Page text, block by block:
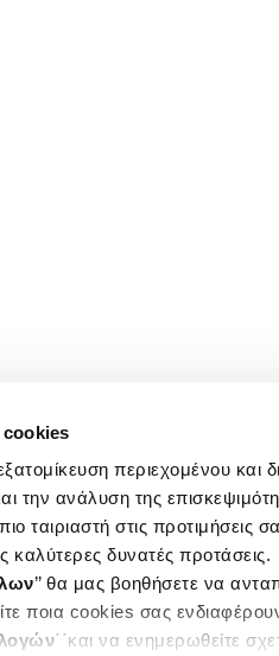
cookies
περιεχομένου και
την ανάλυση της
ταιριαστή στις προτιμήσεις
καλύτερες δυνατές προτάσεις.
’’ θα μας βοηθήσετε να
ποια cookies σας
΄΄και να ενημερωθείτε